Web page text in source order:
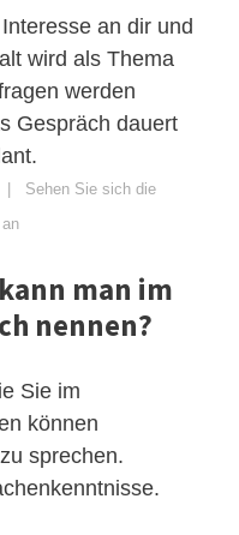
an dir und
wird als Thema
werden
Gespräch dauert
| Sehen Sie sich die
man im
nennen?
Sie im
können
sprechen.